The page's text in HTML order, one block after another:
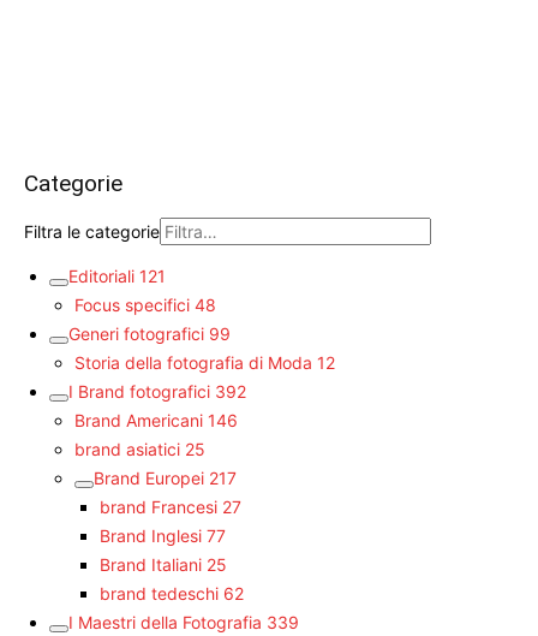
Categorie
Filtra le categorie
Editoriali 121
Focus specifici 48
Generi fotografici 99
Storia della fotografia di Moda 12
I Brand fotografici 392
Brand Americani 146
brand asiatici 25
Brand Europei 217
brand Francesi 27
Brand Inglesi 77
Brand Italiani 25
brand tedeschi 62
I Maestri della Fotografia 339